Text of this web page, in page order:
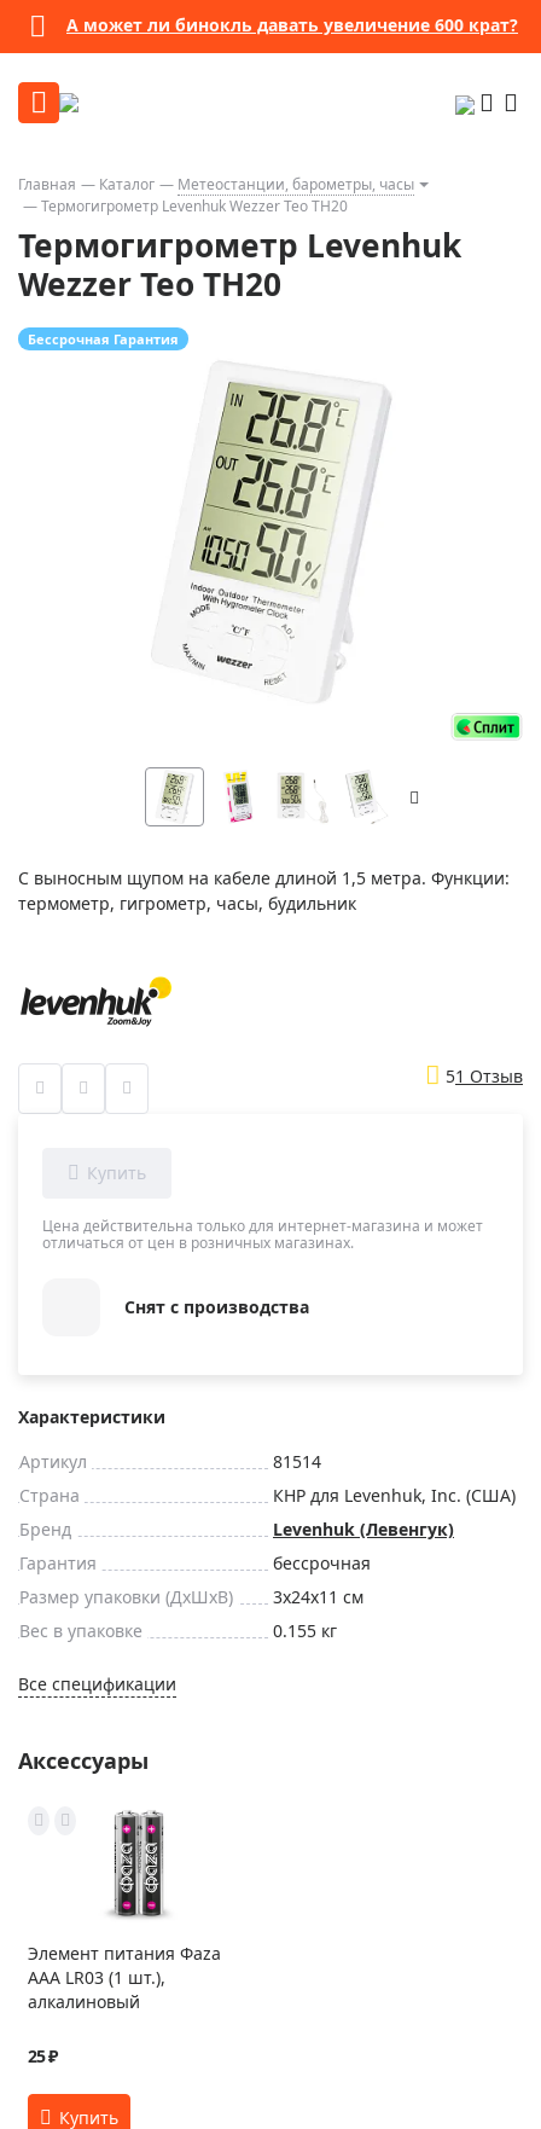
А может ли бинокль давать увеличение 600 крат?
Главная Каталог
Метеостанции, барометры, часы
Термогигрометр Levenhuk Wezzer Teo TH20
Термогигрометр Levenhuk
Wezzer Teo TH20
Бессрочная Гарантия
С выносным щупом на кабеле длиной 1,5 метра. Функции:
термометр, гигрометр, часы, будильник
51 Отзыв
Цена действительна только для интернет-магазина и может
отличаться от цен в розничных магазинах.
Снят с производства
Характеристики
Артикул
81514
Страна
КНР для Levenhuk, Inc. (США)
Бренд
Levenhuk (Левенгук)
Гарантия
бессрочная
Размер упаковки (ДxШxВ)
3x24x11 см
Вес в упаковке
0.155 кг
Все спецификации
Аксессуары
Элемент питания Фаza
AAA LR03 (1 шт.),
алкалиновый
25 ₽